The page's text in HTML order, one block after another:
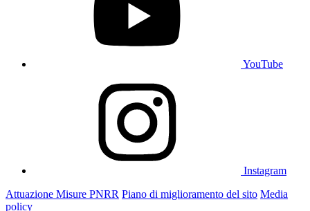
YouTube
Instagram
Attuazione Misure PNRR Piano di miglioramento del sito Media
policy